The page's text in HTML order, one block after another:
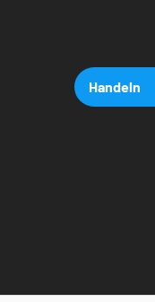
Handeln